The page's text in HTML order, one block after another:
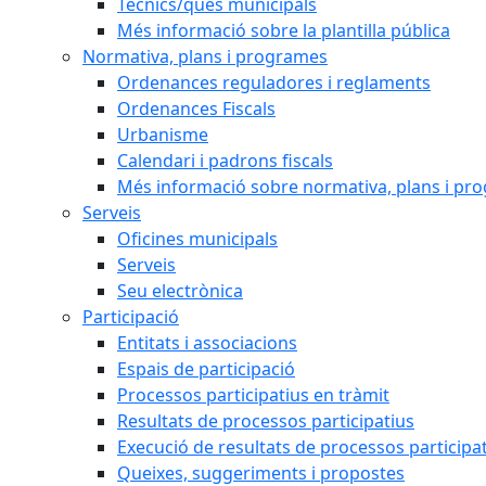
Més informació sobre la plantilla pública
Normativa, plans i programes
Ordenances reguladores i reglaments
Ordenances Fiscals
Urbanisme
Calendari i padrons fiscals
Més informació sobre normativa, plans i
Serveis
Oficines municipals
Serveis
Seu electrònica
Participació
Entitats i associacions
Espais de participació
Processos participatius en tràmit
Resultats de processos participatius
Execució de resultats de processos
Queixes, suggeriments i propostes